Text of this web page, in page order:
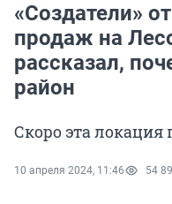
«Создатели»
продаж на
рассказал,
район
Скоро эта локация
10 апреля 2024, 11:46 54